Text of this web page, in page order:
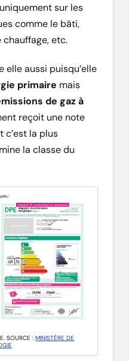
sur les
comme le bâti,
chauffage, etc.
elle aussi puisqu’elle
primaire mais
de gaz à
reçoit une note
c’est la plus
la classe du
SOURCE :MINISTÈRE DE